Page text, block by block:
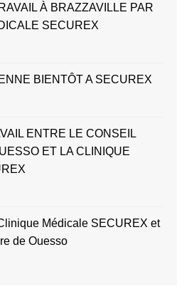
À BRAZZAVILLE PAR
SECUREX
BIENTÔT A SECUREX
ENTRE LE CONSEIL
ET LA CLINIQUE
Médicale SECUREX et
de Ouesso